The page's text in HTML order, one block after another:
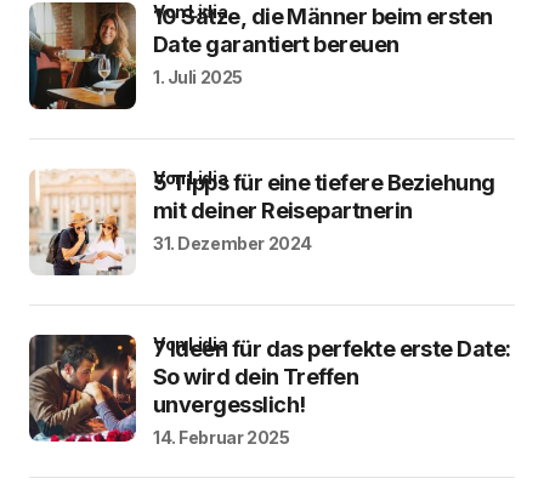
10 Sätze, die Männer beim ersten
Date garantiert bereuen
von Lidia
1. Juli 2025
5 Tipps für eine tiefere Beziehung
mit deiner Reisepartnerin
von Lidia
31. Dezember 2024
7 Ideen für das perfekte erste Date:
So wird dein Treffen
unvergesslich!
von Lidia
14. Februar 2025